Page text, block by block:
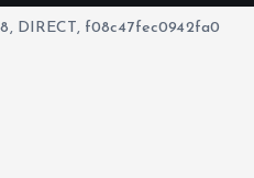
DIRECT, f08c47fec0942fa0